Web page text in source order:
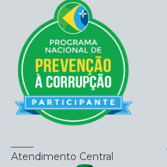
Atendimento Central